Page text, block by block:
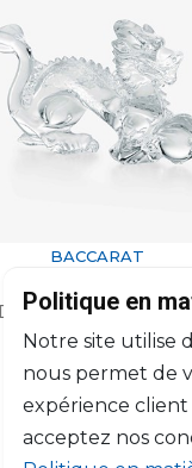
BACCARAT
Dragon 2024 claire
H: 9.3cm, l: 5cm, L: 15.8cm
$462
Politique en
Notre site utilise
nous permet de
expérience client
acceptez nos